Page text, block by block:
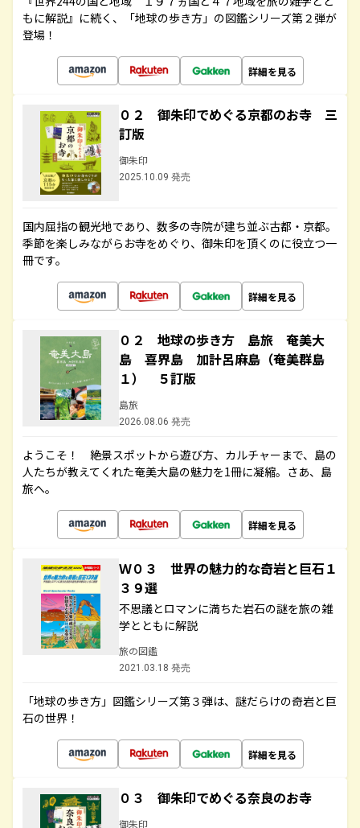
もに解説』に続く、「地球の歩き方」の図鑑シリーズ第２弾が
登場！
詳細を見る
０２ 御朱印でめぐる京都のお寺 三
訂版
御朱印
2025.10.09 発売
国内屈指の観光地であり、数多の寺院が建ち並ぶ古都・京都。
季節を楽しみながらお寺をめぐり、御朱印を頂くのに役立つ一
冊です。
詳細を見る
０２ 地球の歩き方 島旅 奄美大
島 喜界島 加計呂麻島（奄美群島
１） ５訂版
島旅
2026.08.06 発売
ようこそ！ 絶景スポットから遊び方、カルチャーまで、島の
人たちが教えてくれた奄美大島の魅力を1冊に凝縮。さあ、島
旅へ。
詳細を見る
Ｗ０３ 世界の魅力的な奇岩と巨石１
３９選
不思議とロマンに満ちた岩石の謎を旅の雑
学とともに解説
旅の図鑑
2021.03.18 発売
「地球の歩き方」図鑑シリーズ第３弾は、謎だらけの奇岩と巨
石の世界！
詳細を見る
０３ 御朱印でめぐる奈良のお寺
御朱印